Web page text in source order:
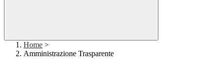
Home >
Amministrazione Trasparente